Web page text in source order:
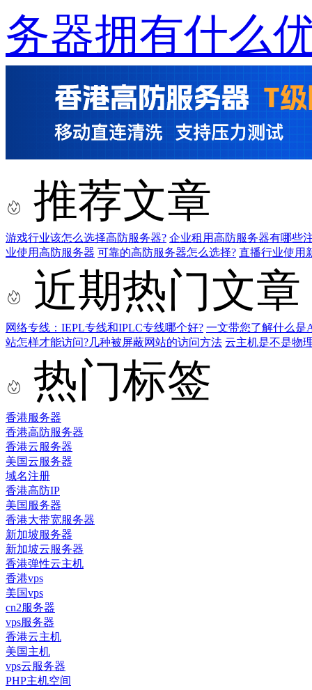
务器拥有什么
推荐文章
游戏行业该怎么选择高防服务器? 企业租用高防服务器有哪些
业使用高防服务器 可靠的高防服务器怎么选择? 直播行业使用
近期热门文章
网络专线：IEPL专线和IPLC专线哪个好? 一文带您了解什么是
站怎样才能访问?几种被屏蔽网站的访问方法 云主机是不是物
热门标签
香港服务器
香港高防服务器
香港云服务器
美国云服务器
域名注册
香港高防IP
美国服务器
香港大带宽服务器
新加坡服务器
新加坡云服务器
香港弹性云主机
香港vps
美国vps
cn2服务器
vps服务器
香港云主机
美国主机
vps云服务器
PHP主机空间